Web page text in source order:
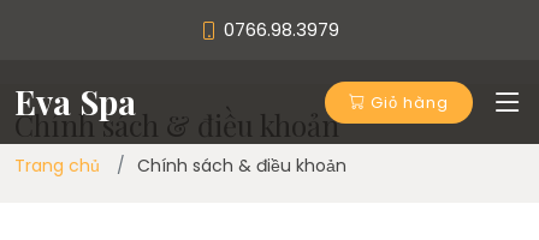
0766.98.3979
Eva Spa Giỏ hàng
Chính sách & điều khoản
Trang chủ Chính sách & điều khoản